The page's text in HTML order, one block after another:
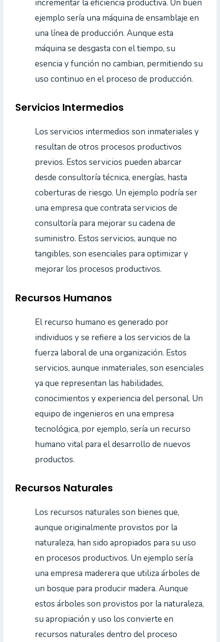
incrementar la eficiencia productiva. Un buen
ejemplo sería una máquina de ensamblaje en
una línea de producción. Aunque esta
máquina se desgasta con el tiempo, su
esencia y función no cambian, permitiendo su
uso continuo en el proceso de producción.
Servicios Intermedios
Los servicios intermedios son inmateriales y
resultan de otros procesos productivos
previos. Estos servicios pueden abarcar
desde consultoría técnica, energías, hasta
coberturas de riesgo. Un ejemplo podría ser
una empresa que contrata servicios de
consultoría para mejorar su cadena de
suministro. Estos servicios, aunque no
tangibles, son esenciales para optimizar y
mejorar los procesos productivos.
Recursos Humanos
El recurso humano es generado por
individuos y se refiere a los servicios de la
fuerza laboral de una organización. Estos
servicios, aunque inmateriales, son esenciales
ya que representan las habilidades,
conocimientos y experiencia del personal. Un
equipo de ingenieros en una empresa
tecnológica, por ejemplo, sería un recurso
humano vital para el desarrollo de nuevos
productos.
Recursos Naturales
Los recursos naturales son bienes que,
aunque originalmente provistos por la
naturaleza, han sido apropiados para su uso
en procesos productivos. Un ejemplo sería
una empresa maderera que utiliza árboles de
un bosque para producir madera. Aunque
estos árboles son provistos por la naturaleza,
su apropiación y uso los convierte en
recursos naturales dentro del proceso